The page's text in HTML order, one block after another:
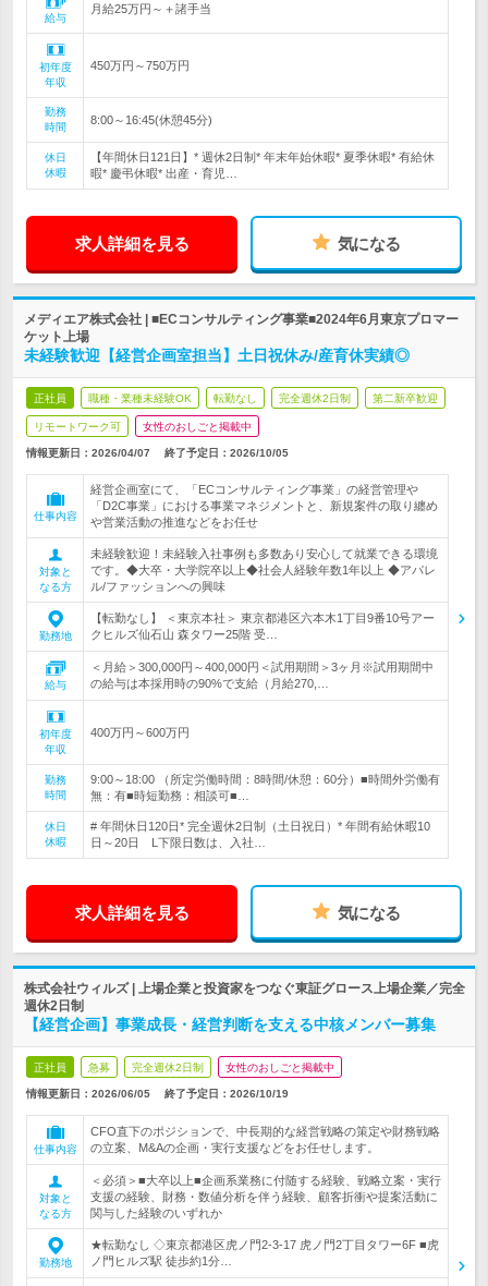
給与
月給25万円～＋諸手当
初年度
年収
450万円～750万円
勤務
時間
8:00～16:45(休憩45分)
休日
休暇
【年間休日121日】* 週休2日制* 年末年始休暇* 夏季休暇* 有給休
暇* 慶弔休暇* 出産・育児…
求人詳細を見る 気になる
メディエア株式会社 | ■ECコンサルティング事業■2024年6月東京プロマー
ケット上場
未経験歓迎【経営企画室担当】土日祝休み/産育休実績◎
正社員 職種・業種未経験OK 転勤なし 完全週休2日制 第二新卒歓迎
リモートワーク可 女性のおしごと掲載中
情報更新日：2026/04/07 終了予定日： 2026/10/05
仕事内容
経営企画室にて、「ECコンサルティング事業」の経営管理や
「D2C事業」における事業マネジメントと、新規案件の取り纏め
や営業活動の推進などをお任せ
対象と
なる方
未経験歓迎！未経験入社事例も多数あり安心して就業できる環境
です。◆大卒・大学院卒以上◆社会人経験年数1年以上 ◆アパレ
ル/ファッションへの興味
勤務地
【転勤なし】 ＜東京本社＞ 東京都港区六本木1丁目9番10号アー
クヒルズ仙石山 森タワー25階 受…
給与
＜月給＞300,000円～400,000円＜試用期間＞3ヶ月※試用期間中
の給与は本採用時の90%で支給（月給270,…
初年度
年収
400万円～600万円
勤務
時間
9:00～18:00 （所定労働時間：8時間/休憩：60分）■時間外労働有
無：有■時短勤務：相談可■…
休日
休暇
# 年間休日120日* 完全週休2日制（土日祝日）* 年間有給休暇10
日～20日 L下限日数は、入社…
求人詳細を見る 気になる
株式会社ウィルズ | 上場企業と投資家をつなぐ東証グロース上場企業／完全
週休2日制
【経営企画】事業成長・経営判断を支える中核メンバー募集
正社員 急募 完全週休2日制 女性のおしごと掲載中
情報更新日：2026/06/05 終了予定日： 2026/10/19
仕事内容
CFO直下のポジションで、中長期的な経営戦略の策定や財務戦略
の立案、M&Aの企画・実行支援などをお任せします。
対象と
なる方
＜必須＞■大卒以上■企画系業務に付随する経験、戦略立案・実行
支援の経験、財務・数値分析を伴う経験、顧客折衝や提案活動に
関与した経験のいずれか
勤務地
★転勤なし ◇東京都港区虎ノ門2-3-17 虎ノ門2丁目タワー6F ■虎
ノ門ヒルズ駅 徒歩約1分…